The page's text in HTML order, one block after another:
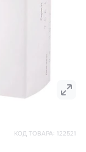
КОД ТОВАРА: 122521